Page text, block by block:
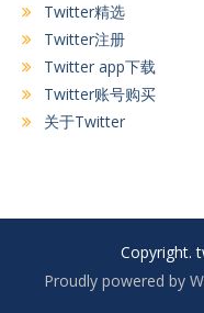
Twitter精选
Twitter注册
Twitter app下载
Twitter账号购买
关于Twitter
Copyright.
Proudly powered by